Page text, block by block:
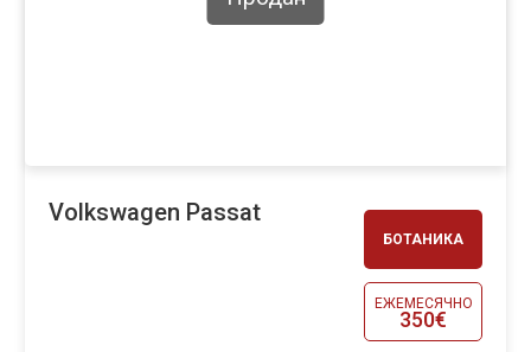
БОТАНИКА
ЕЖЕМЕСЯЧНО
350€
Volkswagen Passat